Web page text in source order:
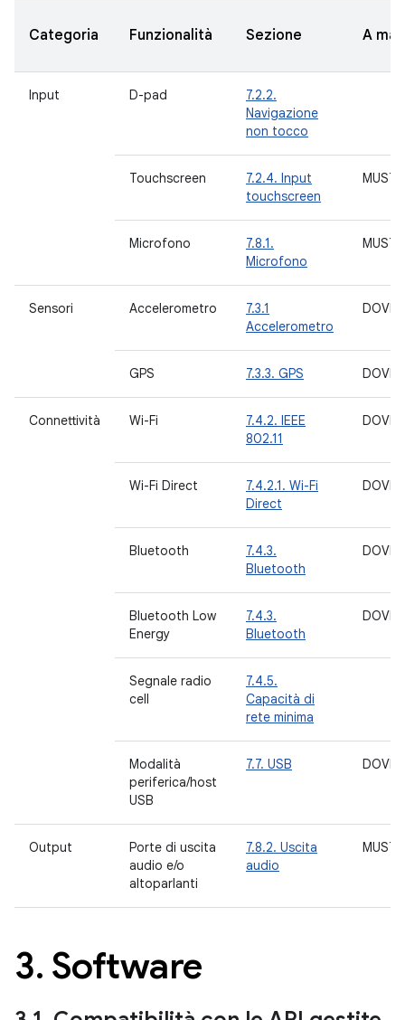
Categoria Funzionalità Sezione A
Input D-pad
7.2.2.
Navigazione
non tocco
Touchscreen
7.2.4. Input
touchscreen
MUST
Microfono
7.8.1.
Microfono
MUST
Sensori Accelerometro
7.3.1
Accelerometro
GPS 7.3.3. GPS
Connettività Wi-Fi
7.4.2. IEEE
802.11
Wi-Fi Direct
7.4.2.1. Wi-Fi
Direct
Bluetooth
7.4.3.
Bluetooth
Bluetooth Low
Energy
7.4.3.
Bluetooth
Segnale radio
cell
7.4.5.
Capacità di
rete minima
Modalità
periferica/host
USB
7.7. USB
Output
Porte di uscita
audio e/o
altoparlanti
7.8.2. Uscita
audio
MUST
3. Software